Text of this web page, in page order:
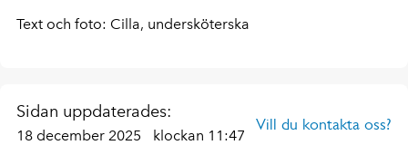
Text och foto: Cilla, undersköterska
Sidan uppdaterades:
18 december 2025 klockan 11:47
Vill du kontakta oss?